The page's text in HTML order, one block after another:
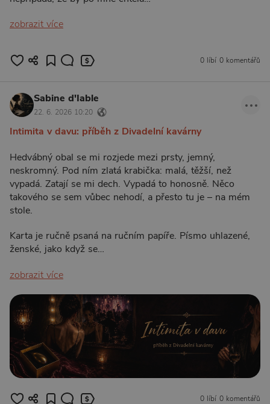
zobrazit více
0 líbí 0 komentářů
Sabine d'Iable
22. 6. 2026 10:20
Intimita v davu: příběh z Divadelní kavárny
Hedvábný obal se mi rozjede mezi prsty, jemný,
neskromný. Pod ním zlatá krabička: malá, těžší, než
vypadá. Zatají se mi dech. Vypadá to honosně. Něco
takového se sem vůbec nehodí, a přesto tu je – na mém
stole.
Karta je ručně psaná na ručním papíře. Písmo uhlazené,
ženské, jako když se…
zobrazit více
0 líbí 0 komentářů